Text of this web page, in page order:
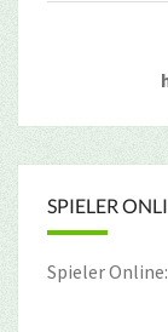
SPIELER
Spieler Online: